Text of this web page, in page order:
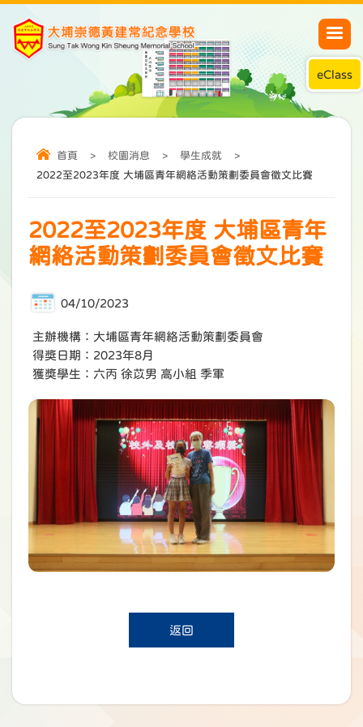
eClass
首頁 > 校園消息 > 學生成就
>
2022至2023年度 大埔區青年網絡活動策劃委員會徵文比賽
2022至2023年度 大埔區青年
網絡活動策劃委員會徵文比賽
04/10/2023
主辦機構：大埔區青年網絡活動策劃委員會
得獎日期：2023年8月
獲奬學生：六丙 徐苡男 高小組 季軍
返回